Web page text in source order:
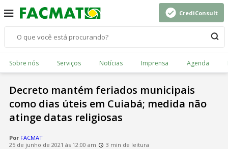
CrediConsult
Sobre nós Serviços Notícias Imprensa Agenda
Decreto mantém feriados municipais
como dias úteis em Cuiabá; medida não
atinge datas religiosas
Por FACMAT
25 de junho de 2021 às 12:00 am
3 min de leitura